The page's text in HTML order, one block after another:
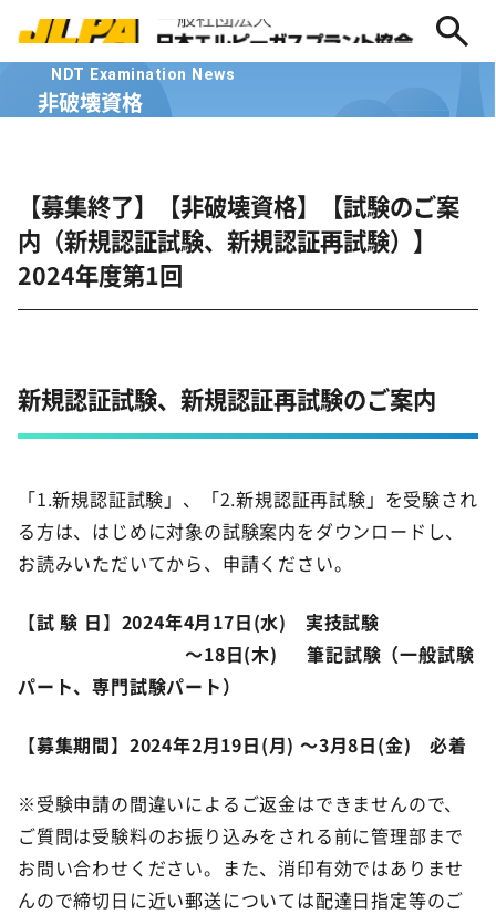
NDT Examination News
非破壊資格
【募集終了】【非破壊資格】【試験のご案
内（新規認証試験、新規認証再試験）】
2024年度第1回
新規認証試験、新規認証再試験のご案内
「1.新規認証試験」、「2.新規認証再試験」を受験され
る方は、はじめに対象の試験案内をダウンロードし、
お読みいただいてから、申請ください。
【試 験 日】 2024年4月17日(水) 実技試験
～18日(木) 筆記試験（一般試験
パート、専門試験パート）
【募集期間】 2024年2月19日(月) ～3月8日(金) 必着
※受験申請の間違いによるご返金はできませんので、
ご質問は受験料のお振り込みをされる前に管理部まで
お問い合わせください。また、消印有効ではありませ
んので締切日に近い郵送については配達日指定等のご